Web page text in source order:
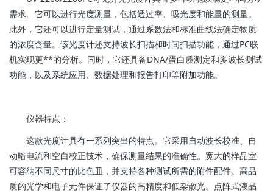
需求。它可以进行光度测量，包括透过率、吸光度和能量的测量。
此外，它还可以进行定量测试，通过系数法和标准曲线法确定物质
的浓度含量。该光度计还支持波长扫描和时间扫描功能，通过PC联
机实现更**的分析。同时，它还具备DNA/蛋白质测定和多波长测试
功能，以及系统应用、数据处理和报告打印等附加功能。
仪器特点：
这款光度计具有一系列突出的特点。它采用自动波长校准、自
动暗电流和空白校正技术，确保测量结果的准确性。宽大的样品室
可容纳不同尺寸的比色皿，并支持各种测试所需的附件配件。高品
质的光学和电子元件保证了仪器的高精度和低杂散光。点阵式液晶